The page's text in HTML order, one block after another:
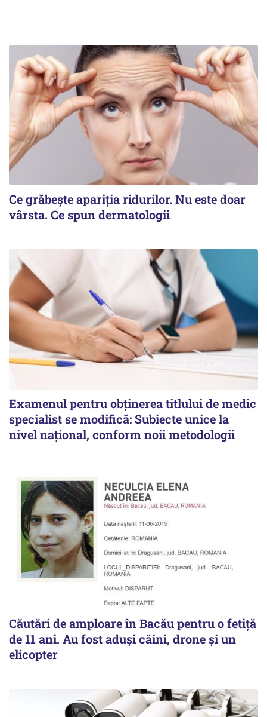
Ce grăbește apariția ridurilor. Nu este doar
vârsta. Ce spun dermatologii
Examenul pentru obținerea titlului de medic
specialist se modifică: Subiecte unice la
nivel național, conform noii metodologii
Căutări de amploare în Bacău pentru o fetiță
de 11 ani. Au fost aduși câini, drone și un
elicopter